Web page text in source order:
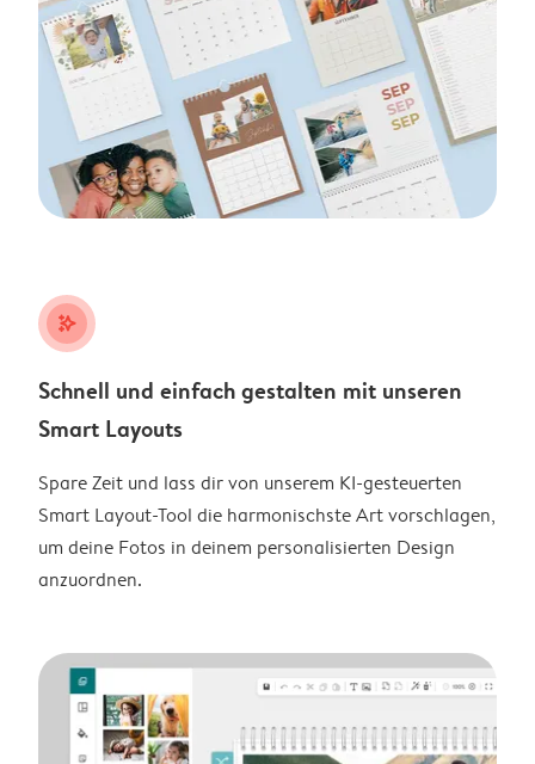
stars_plus
Schnell und einfach gestalten mit unseren
Smart Layouts
Spare Zeit und lass dir von unserem KI-gesteuerten
Smart Layout-Tool die harmonischste Art vorschlagen,
um deine Fotos in deinem personalisierten Design
anzuordnen.